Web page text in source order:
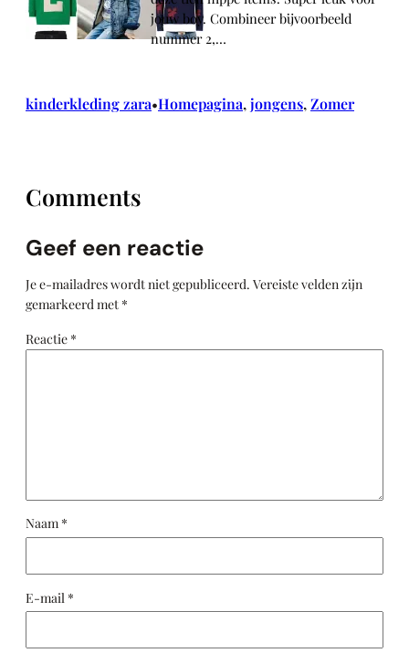
jouw boy. Combineer bijvoorbeeld
nummer 2,…
kinderkleding zara•Homepagina, jongens, Zomer
Comments
Geef een reactie
Je e-mailadres wordt niet gepubliceerd. Vereiste velden zijn
gemarkeerd met *
Reactie *
Naam *
E-mail *